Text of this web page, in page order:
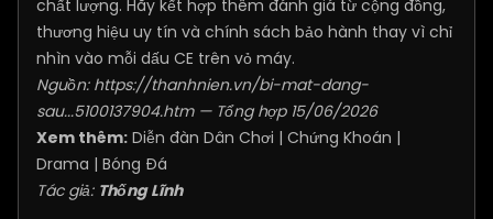
chất lượng. Hãy kết hợp thêm đánh giá từ cộng đồng,
thương hiệu uy tín và chính sách bảo hành thay vì chỉ
nhìn vào mỗi dấu CE trên vỏ máy.
Nguồn: https://thanhnien.vn/bi-mat-dang-
sau...5100137904.htm— Tổng hợp 15/06/2026
Xem thêm: Diễn đàn Dân Chơi | Chứng Khoán |
Drama | Bóng Đá
Tác giả: Thống Lĩnh